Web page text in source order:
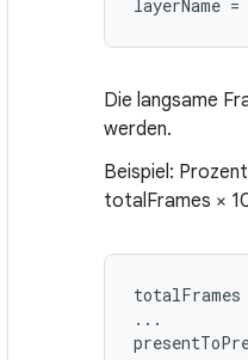
Die langsame
werden.
Beispiel:
totalFrames ×
totalFrames
...